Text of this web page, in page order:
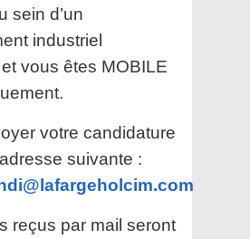
sein d’un
industriel
vous êtes MOBILE
votre candidature
suivante :
reçus par mail seront